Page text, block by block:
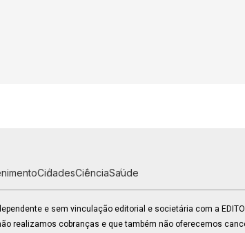
CidadesCiênciaSaúde
e sem vinculação editorial e societária com a
realizamos cobranças e que também não oferecemos